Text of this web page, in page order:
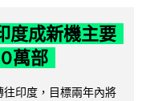
度成新機主要
萬部
印度，目標兩年內將